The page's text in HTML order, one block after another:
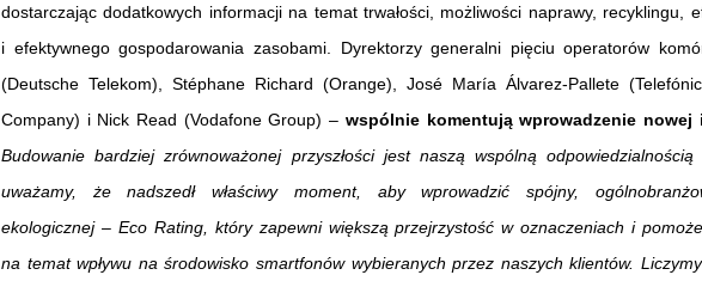
dostarczając dodatkowych informacji na temat trwałości, możliwości naprawy, recyklingu,
i efektywnego gospodarowania zasobami. Dyrektorzy generalni pięciu operatorów
(Deutsche Telekom), Stéphane Richard (Orange), José María Álvarez-Pallete
Company) i Nick Read (Vodafone Group) – wspólnie komentują wprowadzenie
Budowanie bardziej zrównoważonej przyszłości jest naszą wspólną
uważamy, że nadszedł właściwy moment, aby wprowadzić spójny,
ekologicznej – Eco Rating, który zapewni większą przejrzystość w oznaczeniach i
na temat wpływu na środowisko smartfonów wybieranych przez naszych klientów.